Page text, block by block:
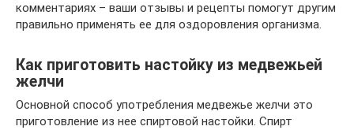
комментариях – ваши отзывы и рецепты помогут другим
правильно применять ее для оздоровления организма.
Как приготовить настойку из медвежьей
желчи
Основной способ употребления медвежье желчи это
приготовление из нее спиртовой настойки. Спирт